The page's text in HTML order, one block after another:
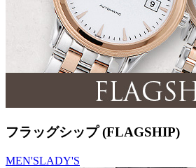
フラッグシップ (FLAGSHIP)
MEN'SLADY'S